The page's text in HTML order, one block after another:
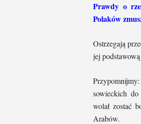
Prawdy o
Polaków
Ostrzegają
jej
sowieckich do
wolał zostać
Arabów.